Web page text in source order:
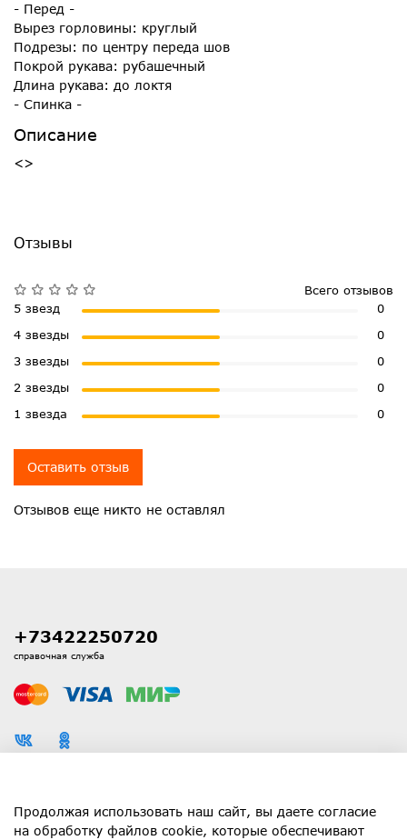
- Перед -
Вырез горловины: круглый
Подрезы: по центру переда шов
Покрой рукава: рубашечный
Длина рукава: до локтя
- Спинка -
Описание
<>
Отзывы
Отзывов еще никто не оставлял
Всего отзывов
5 звезд
0
4 звезды
0
3 звезды
0
2 звезды
0
1 звезда
0
Оставить отзыв
Каталог
+73422250720
справочная служба
Продолжая использовать наш сайт, вы даете согласие
на обработку файлов cookie, которые обеспечивают